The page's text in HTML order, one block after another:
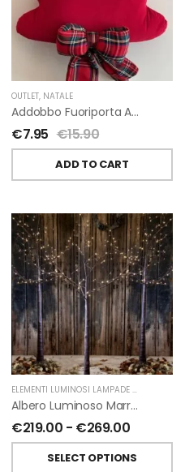
OUTLET, NATALE
Addobbo Fuoriporta Alberello Velluto Rosso Con Fiocchetto Tartan
€7.95 €15.90
ADD TO CART
ELEMENTI LUMINOSI LAMPADE E LED
Albero Luminoso Marrone Interno-Esterno Di Fiorirà Un Giardino
€219.00 - €269.00
SELECT OPTIONS